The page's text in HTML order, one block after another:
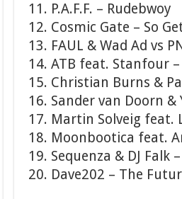
11. P.A.F.F. – Rudebwoy
12. Cosmic Gate – So
13. FAUL & Wad Ad vs
14. ATB feat. Stanfour –
15. Christian Burns &
16. Sander van Doorn &
17. Martin Solveig feat.
18. Moonbootica feat.
19. Sequenza & DJ Falk
20. Dave202 – The